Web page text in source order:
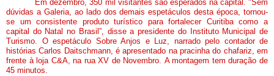
Em dezembro, 350 mil visitantes são esperados na capital. "Sem
dúvidas a Galeria, ao lado dos demais espetáculos desta época, tornou-
se um consistente produto turístico para fortalecer Curitiba como a
capital do Natal no Brasil”, disse a presidente do Instituto Municipal de
Turismo. O espetáculo Sobre Anjos e Luz, narrado pelo contador de
histórias Carlos Daitschmann, é apresentado na pracinha do chafariz, em
frente à loja C&A, na rua XV de Novembro. A montagem tem duração de
45 minutos.